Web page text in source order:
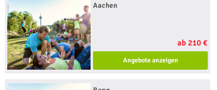
Aachen
ab 210 €
Angebote anzeigen